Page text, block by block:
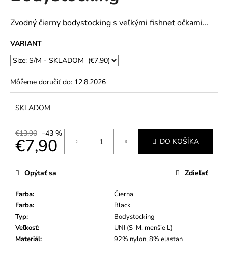
hviezdičiek.
Zvodný čierny bodystocking s veľkými fishnet očkami...
VARIANT
Môžeme doručiť do: 12.8.2026
SKLADOM
€13,90 –43 %
€7,90
Jednotková
cena:
DO KOŠÍKA
Farba:
Čierna
Farba:
Black
Typ:
Bodystocking
Veľkosť:
UNI (S-M, menšie L)
Materiál: 92% nylon, 8% elastan
Opýtať sa Zdieľať
m